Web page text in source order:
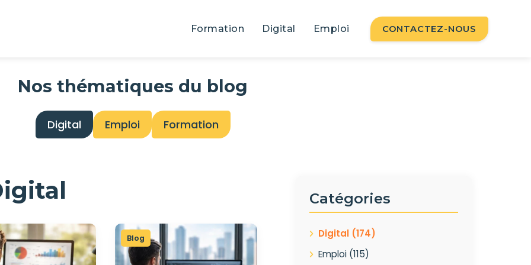
Formation Digital Emploi CONTACTEZ-NOUS
Nos thématiques du blog
Digital Emploi Formation
Catégories
Digital (174)
Emploi (115)
Blog